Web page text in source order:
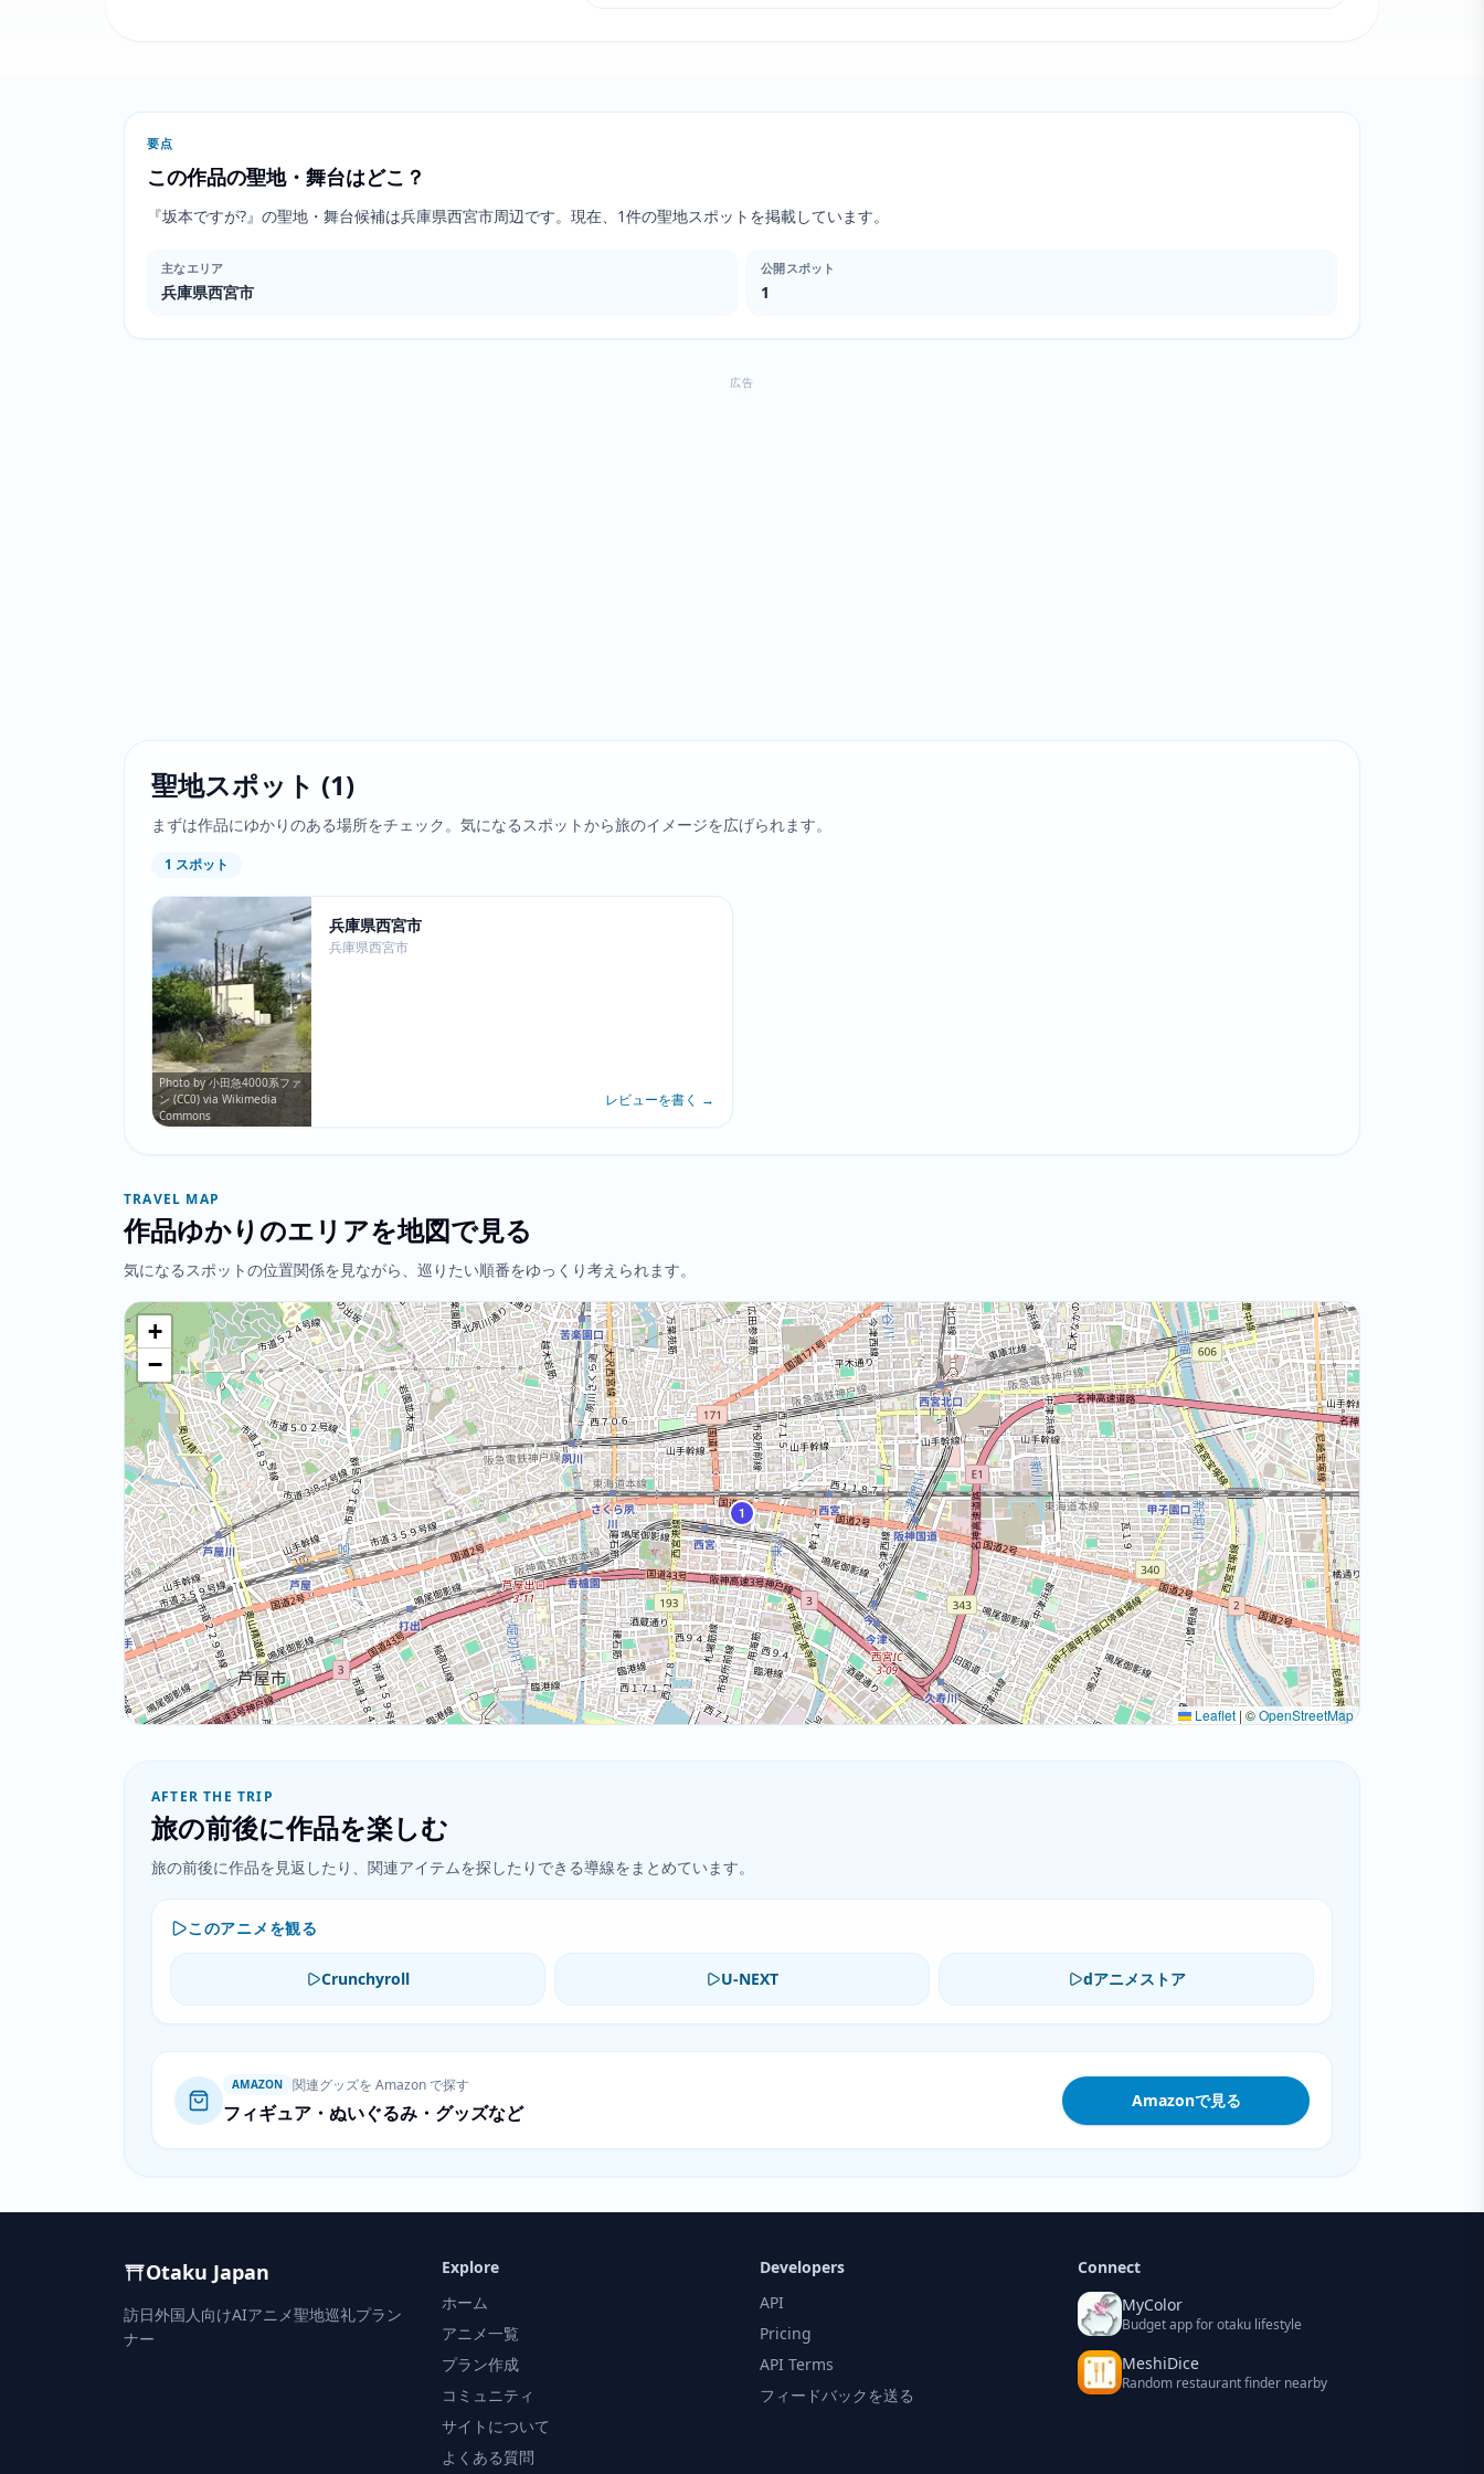
要点
この作品の聖地・舞台はどこ？
『坂本ですが?』の聖地・舞台候補は兵庫県西宮市周辺です。現在、1件の聖地スポットを掲載しています。
主なエリア
兵庫県西宮市
公開スポット
1
広告
聖地スポット (1)
まずは作品にゆかりのある場所をチェック。気になるスポットから旅のイメージを広げられます。
1 スポット
Photo by 小田急4000系ファ
ン (CC0) via Wikimedia
Commons
兵庫県西宮市
兵庫県西宮市
レビューを書く →
TRAVEL MAP
作品ゆかりのエリアを地図で見る
気になるスポットの位置関係を見ながら、巡りたい順番をゆっくり考えられます。
1
+
−
Leaflet | ©OpenStreetMap
AFTER THE TRIP
旅の前後に作品を楽しむ
旅の前後に作品を見返したり、関連アイテムを探したりできる導線をまとめています。
このアニメを観る
Crunchyroll U-NEXT dアニメストア
AMAZON 関連グッズを Amazon で探す
フィギュア・ぬいぐるみ・グッズなど
Amazonで見る
Otaku Japan
訪日外国人向けAIアニメ聖地巡礼プラン
ナー
Explore
ホーム
アニメ一覧
プラン作成
コミュニティ
サイトについて
よくある質問
Developers
API
Pricing
API Terms
フィードバックを送る
Connect
MyColor
Budget app for otaku lifestyle
MeshiDice
Random restaurant finder nearby